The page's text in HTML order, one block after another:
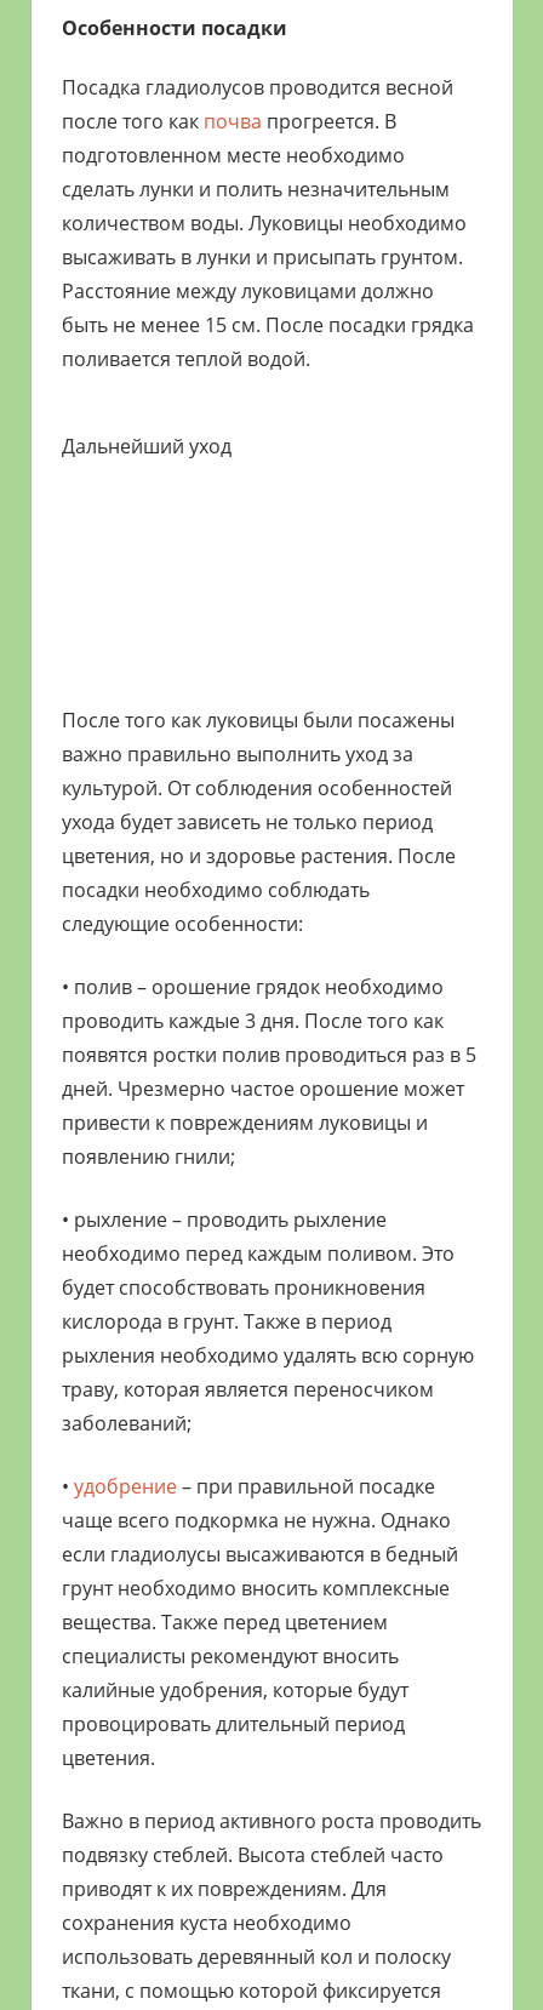
Особенности посадки
Посадка гладиолусов проводится весной
после того как почва прогреется. В
подготовленном месте необходимо
сделать лунки и полить незначительным
количеством воды. Луковицы необходимо
высаживать в лунки и присыпать грунтом.
Расстояние между луковицами должно
быть не менее 15 см. После посадки грядка
поливается теплой водой.
Дальнейший уход
После того как луковицы были посажены
важно правильно выполнить уход за
культурой. От соблюдения особенностей
ухода будет зависеть не только период
цветения, но и здоровье растения. После
посадки необходимо соблюдать
следующие особенности:
• полив – орошение грядок необходимо
проводить каждые 3 дня. После того как
появятся ростки полив проводиться раз в 5
дней. Чрезмерно частое орошение может
привести к повреждениям луковицы и
появлению гнили;
• рыхление – проводить рыхление
необходимо перед каждым поливом. Это
будет способствовать проникновения
кислорода в грунт. Также в период
рыхления необходимо удалять всю сорную
траву, которая является переносчиком
заболеваний;
• удобрение– при правильной посадке
чаще всего подкормка не нужна. Однако
если гладиолусы высаживаются в бедный
грунт необходимо вносить комплексные
вещества. Также перед цветением
специалисты рекомендуют вносить
калийные удобрения, которые будут
провоцировать длительный период
цветения.
Важно в период активного роста проводить
подвязку стеблей. Высота стеблей часто
приводят к их повреждениям. Для
сохранения куста необходимо
использовать деревянный кол и полоску
ткани, с помощью которой фиксируется